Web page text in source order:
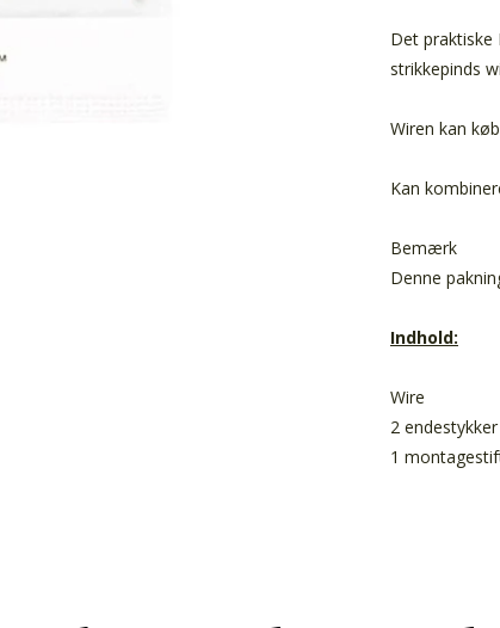
Det praktiske
strikkepinds
Wiren kan
Kan
Bemærk
Denne
Indhold:
Wire
2 endestykker
1